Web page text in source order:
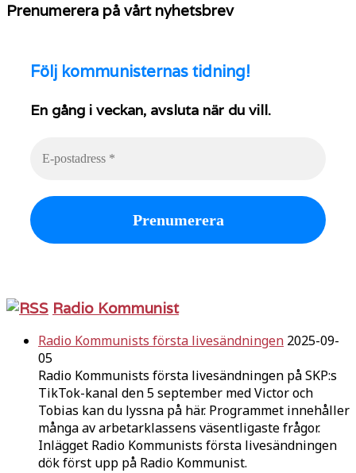
Prenumerera på vårt nyhetsbrev
Följ kommunisternas tidning!
En gång i veckan, avsluta när du vill.
Radio Kommunist
Radio Kommunists första livesändningen 2025-09-
05
Radio Kommunists första livesändningen på SKP:s
TikTok-kanal den 5 september med Victor och
Tobias kan du lyssna på här. Programmet innehåller
många av arbetarklassens väsentligaste frågor.
Inlägget Radio Kommunists första livesändningen
dök först upp på Radio Kommunist.